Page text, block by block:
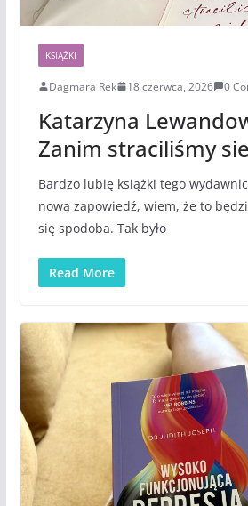
KSIĄŻKI
Dagmara Rek 18 czerwca, 2026 0
Katarzyna
Zanim straciliśmy
Bardzo lubię książki tego
nową zapowiedź, wiem, że to
się spodoba. Tak było
Read More